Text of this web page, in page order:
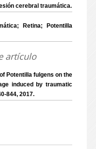
cerebral traumática.
Retina; Potentilla
artículo
Potentilla fulgens on the
induced by traumatic
844, 2017.